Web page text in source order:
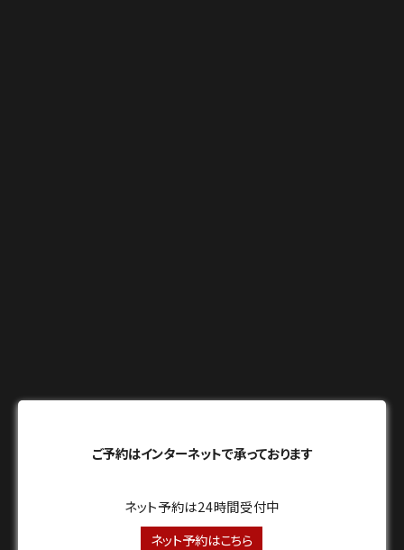
ご予約はインターネットで承っております
ネット予約は24時間受付中
ネット予約はこちら